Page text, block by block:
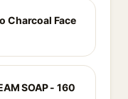
Charcoal Face
SOAP - 160